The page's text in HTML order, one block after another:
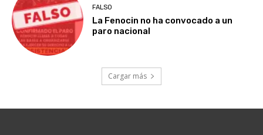
FALSO
La Fenocin no ha convocado a un
paro nacional
Cargar más